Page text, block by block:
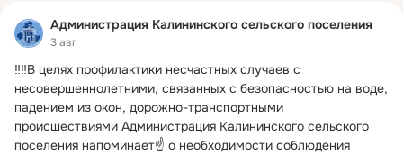
Администрация Калининского сельского поселения
3 авг
‼️‼️В целях профилактики несчастных случаев с
несовершеннолетними, связанных с безопасностью на воде,
падением из окон, дорожно-транспортными
происшествиями Администрация Калининского сельского
поселения напоминает☝️ о необходимости соблюдения